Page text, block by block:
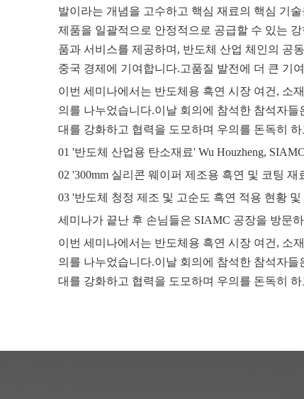
발이라는 개념을 고수하고 핵심 재료의 핵심 기
제품을 일괄적으로 안정적으로 공급할 수 있는
품과 서비스를 제공하며, 반도체 산업 체인의 공
중국 경제에 기여합니다.고품질 발전에 더 큰 기
이번 세미나에서는 반도체용 흑연 시장 여건, 소
의를 나누었습니다.이날 회의에 참석한 참석자
대를 강화하고 협력을 도모하며 우의를 돈독히
01 '반도체 산업용 탄소재료' Wu Houzheng,
02 '300mm 실리콘 웨이퍼 제조용 흑연 및 코팅 재
03 '반도체 청정 제조 및 고순도 흑연 적용 현황
세미나가 끝난 후 손님들은 SIAMC 공장을 방문
이번 세미나에서는 반도체용 흑연 시장 여건, 소
의를 나누었습니다.이날 회의에 참석한 참석자
대를 강화하고 협력을 도모하며 우의를 돈독히